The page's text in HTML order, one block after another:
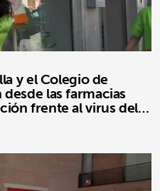
y el Colegio de
las farmacias
frente al virus del